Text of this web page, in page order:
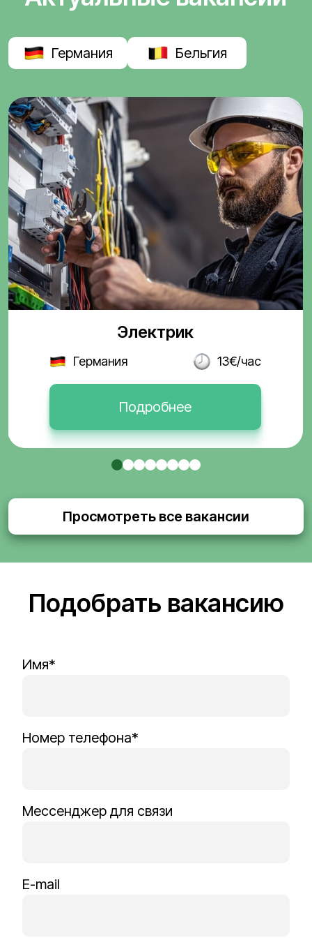
Германия Бельгия
Электрик
Германия 13€/час
Подробнее
Просмотреть все вакансии
Подобрать вакансию
Имя*
Номер телефона*
Мессенджер для связи
E-mail